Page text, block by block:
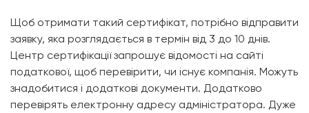
Щоб отримати такий сертифікат, потрібно відправити
заявку, яка розглядається в термін від 3 до 10 днів.
Центр сертифікації запрошує відомості на сайті
податкової, щоб перевірити, чи існує компанія. Можуть
знадобитися і додаткові документи. Додатково
перевірять електронну адресу адміністратора. Дуже